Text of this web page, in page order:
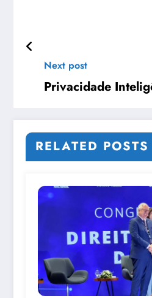
Next post
Privacidade
RELATED POSTS